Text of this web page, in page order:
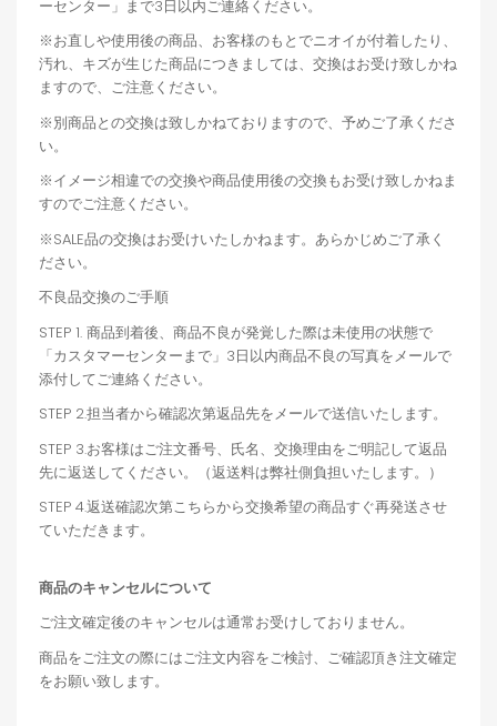
ーセンター」まで3日以内ご連絡ください。
※お直しや使用後の商品、お客様のもとでニオイが付着したり、
汚れ、キズが生じた商品につきましては、交換はお受け致しかね
ますので、ご注意ください。
※別商品との交換は致しかねておりますので、予めご了承くださ
い。
※イメージ相違での交換や商品使用後の交換もお受け致しかねま
すのでご注意ください。
※SALE品の交換はお受けいたしかねます。あらかじめご了承く
ださい。
不良品交換のご手順
STEP 1. 商品到着後、商品不良が発覚した際は未使用の状態で
「カスタマーセンターまで」3日以内商品不良の写真をメールで
添付してご連絡ください。
STEP 2.担当者から確認次第返品先をメールで送信いたします。
STEP 3.お客様はご注文番号、氏名、交換理由をご明記して返品
先に返送してください。（返送料は弊社側負担いたします。）
STEP 4.返送確認次第こちらから交換希望の商品すぐ再発送させ
ていただきます。
商品のキャンセルについて
ご注文確定後のキャンセルは通常お受けしておりません。
商品をご注文の際にはご注文内容をご検討、ご確認頂き注文確定
をお願い致します。